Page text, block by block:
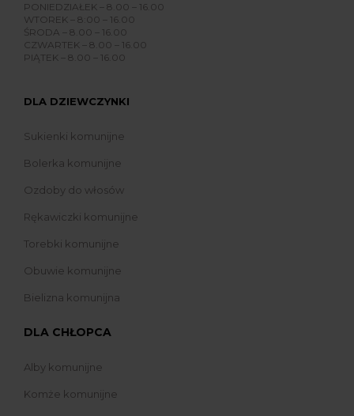
PONIEDZIAŁEK – 8.00 – 16.00
WTOREK – 8:00 – 16.00
ŚRODA – 8.00 – 16.00
CZWARTEK – 8.00 – 16.00
PIĄTEK – 8.00 – 16.00
DLA DZIEWCZYNKI
Sukienki komunijne
Bolerka komunijne
Ozdoby do włosów
Rękawiczki komunijne
Torebki komunijne
Obuwie komunijne
Bielizna komunijna
DLA CHŁOPCA
Alby komunijne
Komże komunijne